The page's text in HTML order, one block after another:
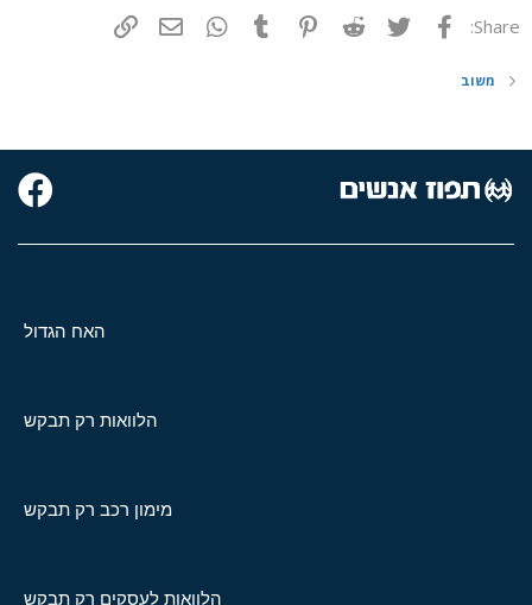
Share: פייסבוק Twitter
Reddit
Pinterest
Tumblr
WhatsAppדואר אלקטרוני
משוב
האח הגדול
הלוואות רק תבקש
מימון רכב רק תבקש
הלוואות לעסקים רק תבקש